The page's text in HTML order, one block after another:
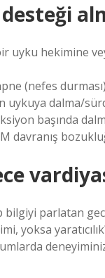
uyku hekimine
(nefes
uykuya dalma/
başında
davranış
parlatan
yoksa